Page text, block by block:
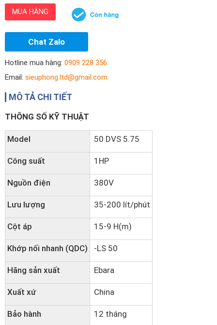
MUA HÀNG
Chat Zalo
Hotline mua hàng: 0909 228 356
Email: sieuphong.ltd@gmail.com
MÔ TẢ CHI TIẾT
THÔNG SỐ KỸ THUẬT
Model 50 DVS 5.75
Công suất 1HP
Nguồn điện 380V
Lưu lượng 35-200 lít/phút
Cột áp 15-9 H(m)
Khớp nối nhanh (QDC) -LS 50
Hãng sản xuất Ebara
Xuất xứ China
Bảo hành 12 tháng